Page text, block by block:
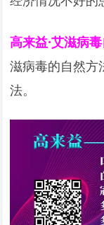
高来益·艾滋病
滋病毒的自然方
法。